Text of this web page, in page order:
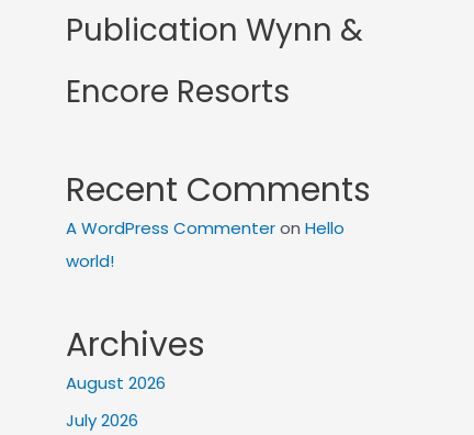
Publication Wynn &
Encore Resorts
Recent Comments
A WordPress Commenteron Hello
world!
Archives
August 2026
July 2026